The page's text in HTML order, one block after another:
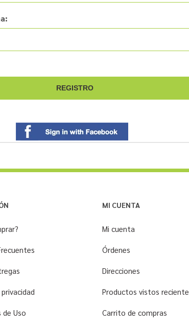
de Uso
MI CUENTA
Mi cuenta
Órdenes
Direcciones
Productos vistos
Carrito de compras